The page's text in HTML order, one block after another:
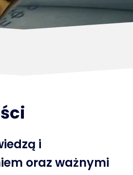
i
oraz ważnymi